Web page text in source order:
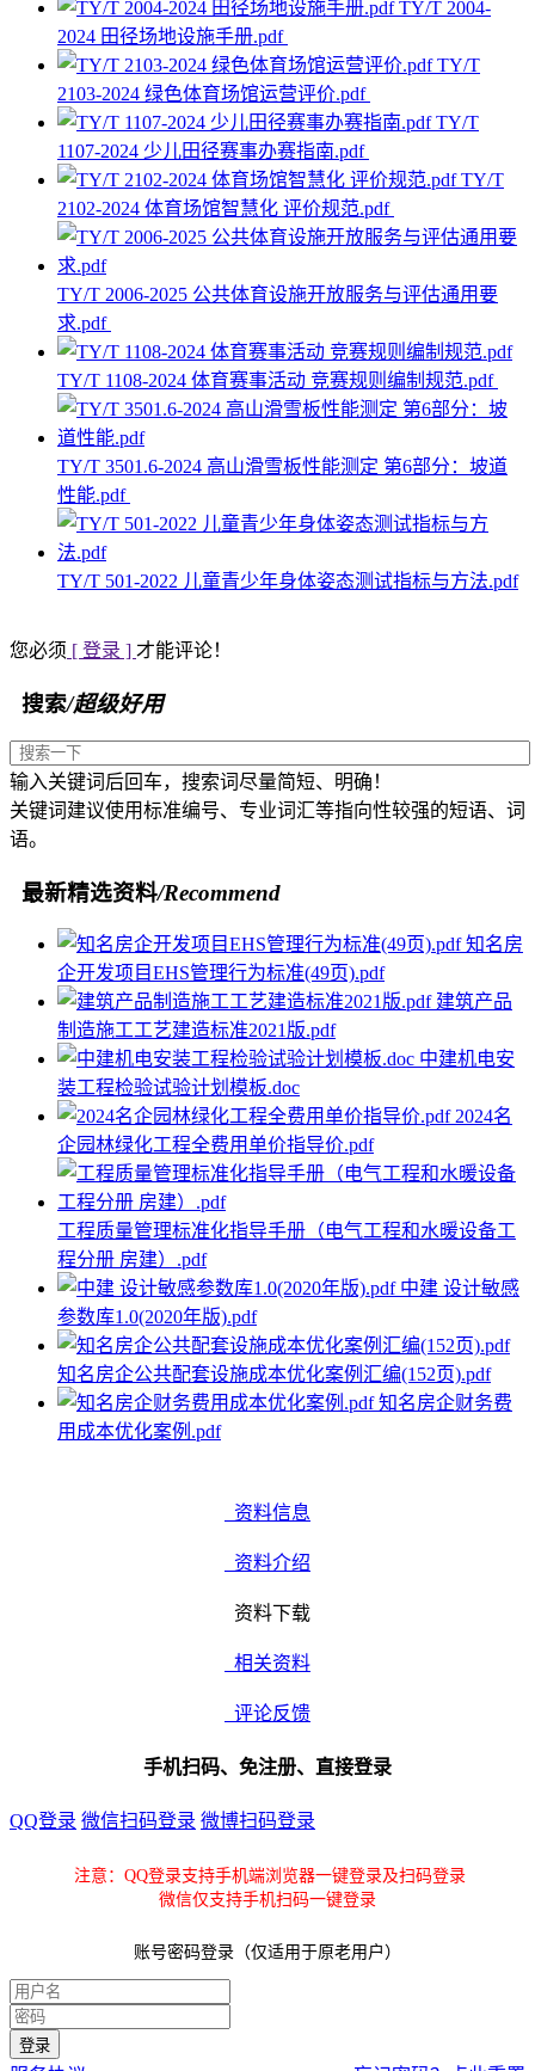
TY/T 2004-
2024 田径场地设施手册.pdf
TY/T
2103-2024 绿色体育场馆运营评价.pdf
TY/T
1107-2024 少儿田径赛事办赛指南.pdf
TY/T
2102-2024 体育场馆智慧化 评价规范.pdf
TY/T 2006-2025 公共体育设施开放服务与评估通用要
求.pdf
TY/T 1108-2024 体育赛事活动 竞赛规则编制规范.pdf
TY/T 3501.6-2024 高山滑雪板性能测定 第6部分：坡道
性能.pdf
TY/T 501-2022 儿童青少年身体姿态测试指标与方法.pdf
您必须 [ 登录 ] 才能评论！
搜索/超级好用
输入关键词后回车，搜索词尽量简短、明确！
关键词建议使用标准编号、专业词汇等指向性较强的短语、词
语。
最新精选资料/Recommend
知名房
企开发项目EHS管理行为标准(49页).pdf
建筑产品
制造施工工艺建造标准2021版.pdf
中建机电安
装工程检验试验计划模板.doc
2024名
企园林绿化工程全费用单价指导价.pdf
工程质量管理标准化指导手册（电气工程和水暖设备工
程分册 房建）.pdf
中建 设计敏感
参数库1.0(2020年版).pdf
知名房企公共配套设施成本优化案例汇编(152页).pdf
知名房企财务费
用成本优化案例.pdf
资料信息
资料介绍
资料下载
相关资料
评论反馈
手机扫码、免注册、直接登录
QQ登录 微信扫码登录 微博扫码登录
注意：QQ登录支持手机端浏览器一键登录及扫码登录
微信仅支持手机扫码一键登录
账号密码登录（仅适用于原老用户）